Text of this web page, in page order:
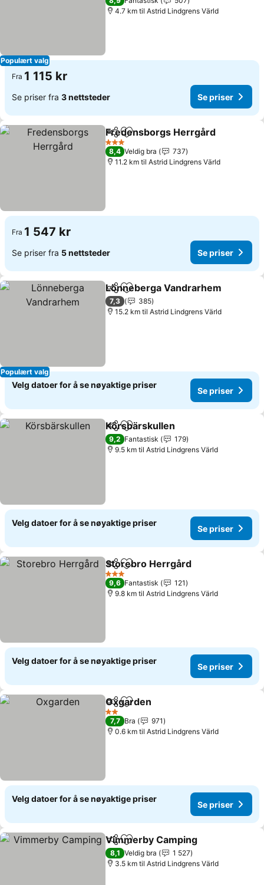
Populært valg
4.7 km til Astrid Lindgrens Värld
Fra 1 115 kr
Se priser fra 3 nettsteder Se priser
Del Legg til i favoritter
Fredensborgs Herrgård
3 Stjerner
8,4 Veldig bra
737
11.2 km til Astrid Lindgrens Värld
Fra 1 547 kr
Se priser fra 5 nettsteder Se priser
Populært valg
Del Legg til i favoritter
Lönneberga Vandrarhem
7,3
385
15.2 km til Astrid Lindgrens Värld
Velg datoer for å se nøyaktige priser
Se priser
Del Legg til i favoritter
Körsbärskullen
9,2 Fantastisk
179
9.5 km til Astrid Lindgrens Värld
Velg datoer for å se nøyaktige priser
Se priser
Del Legg til i favoritter
Storebro Herrgård
3 Stjerner
9,6 Fantastisk
121
9.8 km til Astrid Lindgrens Värld
Velg datoer for å se nøyaktige priser
Se priser
Del Legg til i favoritter
Oxgarden
2 Stjerner
7,7 Bra
971
0.6 km til Astrid Lindgrens Värld
Velg datoer for å se nøyaktige priser
Se priser
Del Legg til i favoritter
Vimmerby Camping
8,1 Veldig bra
1 527
3.5 km til Astrid Lindgrens Värld